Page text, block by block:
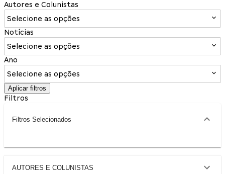
Autores e Colunistas
Selecione as opções
Notícias
Selecione as opções
Ano
Selecione as opções
Aplicar filtros
Filtros
Filtros Selecionados
AUTORES E COLUNISTAS